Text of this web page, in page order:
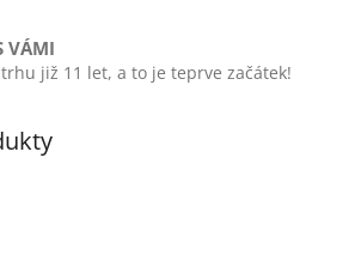
VÁMI
trhu již 11 let, a to je teprve začátek!